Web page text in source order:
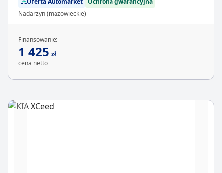
Oferta Automarket Ochrona gwarancyjna
Nadarzyn (mazowieckie)
Finansowanie:
1 425 zł
cena netto